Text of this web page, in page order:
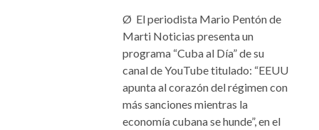
Ø El periodista Mario Pentón de
Marti Noticias presenta un
programa “Cuba al Día” de su
canal de YouTube titulado: “EEUU
apunta al corazón del régimen con
más sanciones mientras la
economía cubana se hunde”, en el